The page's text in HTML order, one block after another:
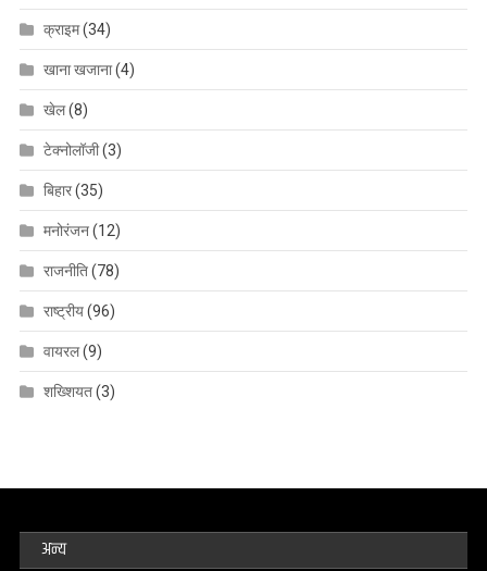
क्राइम(34)
खाना खजाना(4)
खेल(8)
टेक्नोलॉजी(3)
बिहार(35)
मनोरंजन(12)
राजनीति(78)
राष्ट्रीय(96)
वायरल(9)
शख्शियत(3)
अन्य